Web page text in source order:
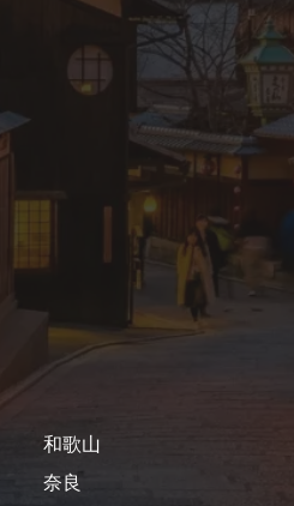
和歌山
奈良